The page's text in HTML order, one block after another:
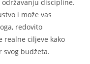
održavanju discipline.
i može vas
redovito
realne ciljeve kako
svog budžeta.